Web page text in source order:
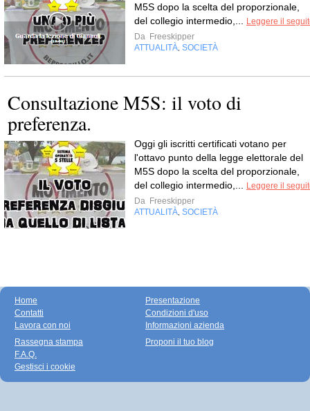
M5S dopo la scelta del proporzionale,
del collegio intermedio,...
Leggere il
Da Freeskipper
ATTUALITÀ SOCIETÀ
Consultazione M5S: il voto di
preferenza.
Oggi gli iscritti certificati votano per
l'ottavo punto della legge elettorale del
M5S dopo la scelta del proporzionale,
del collegio intermedio,...
Leggere il
Da Freeskipper
ATTUALITÀ SOCIETÀ
Home
Contatti
Lavora con noi
Presentazione
Condizioni d'uso
Informazioni azienda
Rassegna stampa
F.A.Q.
Gestisci i cookie
Proponi il tuo blog